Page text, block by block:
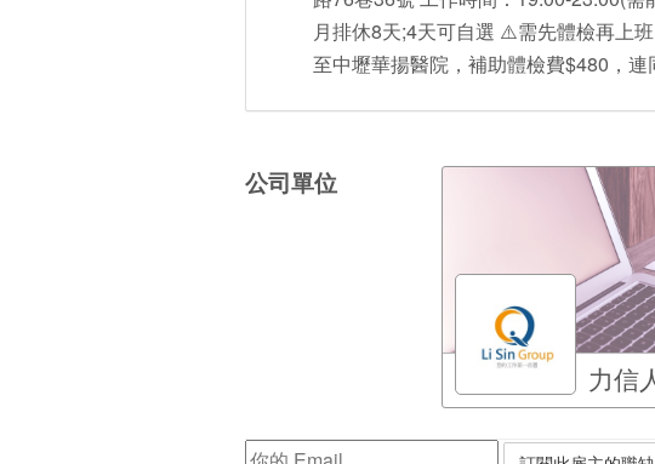
月排休8天;4天可自選 ⚠️需先體檢再上
至中壢華揚醫院，補助體檢費$480，
公司單位
力信